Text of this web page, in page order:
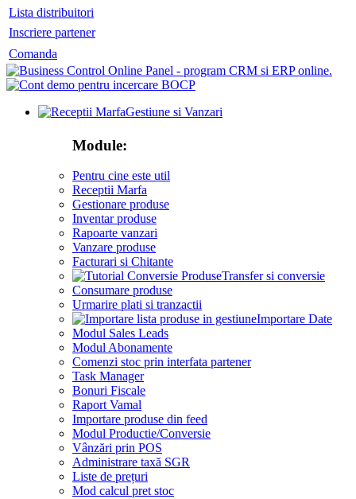
Lista distribuitori
Inscriere partener
Comanda
Gestiune si Vanzari
Module:
Pentru cine este util
Receptii Marfa
Gestionare produse
Inventar produse
Rapoarte vanzari
Vanzare produse
Facturari si Chitante
Transfer si conversie
Consumare produse
Urmarire plati si tranzactii
Importare Date
Modul Sales Leads
Modul Abonamente
Comenzi stoc prin interfata partener
Task Manager
Bonuri Fiscale
Raport Vamal
Importare produse din feed
Modul Productie/Conversie
Vânzări prin POS
Administrare taxă SGR
Liste de prețuri
Mod calcul pret stoc